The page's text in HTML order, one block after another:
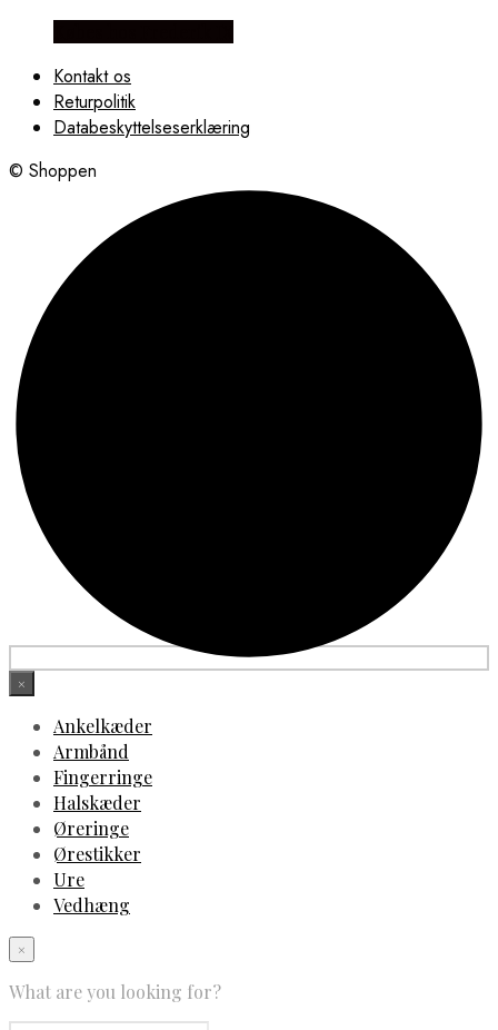
Kontakt os
Returpolitik
Databeskyttelseserklæring
© Shoppen
×
Ankelkæder
Armbånd
Fingerringe
Halskæder
Øreringe
Ørestikker
Ure
Vedhæng
×
What are you looking for?